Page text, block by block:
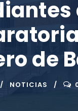
de
NOTICIAS